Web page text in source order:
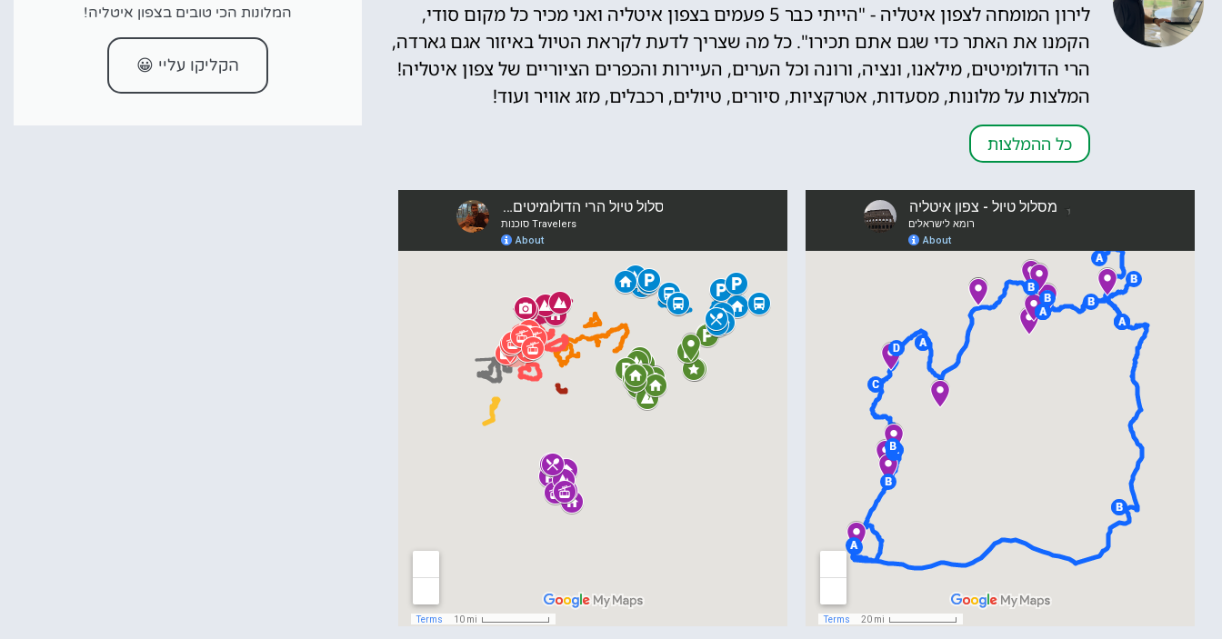
לירון המומחה לצפון איטליה - "הייתי כבר 5 פעמים בצפון איטליה ואני מכיר כל מקום סודי,
הקמנו את האתר כדי שגם אתם תכירו". כל מה שצריך לדעת לקראת הטיול באיזור אגם גארדה,
הרי הדולומיטים, מילאנו, ונציה, ורונה וכל הערים, העיירות והכפרים הציוריים של צפון איטליה!
המלצות על מלונות, מסעדות, אטרקציות, סיורים, טיולים, רכבלים, מזג אוויר ועוד!
כל ההמלצות
המלונות הכי טובים בצפון איטליה!
הקליקו עליי 😀